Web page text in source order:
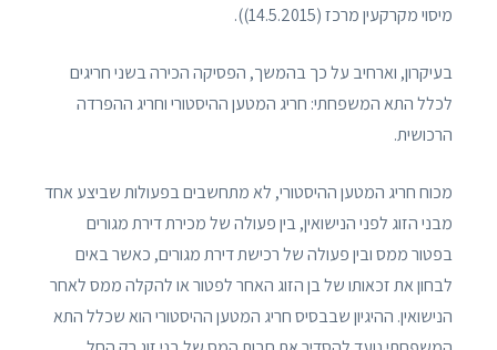
מיסוי מקרקעין מרכז (14.5.2015)).
בעיקרון, וארחיב על כך בהמשך, הפסיקה הכירה בשני חריגים
לכלל התא המשפחתי: חריג המטען ההיסטורי וחריג ההפרדה
הרכושית.
מכוח חריג המטען ההיסטורי, לא מתחשבים בפעולות שביצע אחד
מבני הזוג לפני הנישואין, בין פעולה של מכירת דירת מגורים
בפטור ממס ובין פעולה של רכישת דירת מגורים, כאשר באים
לבחון את זכאותו של בן הזוג האחר לפטור או להקלה ממס לאחר
הנישואין. ההיגיון שבבסיס חריג המטען ההיסטורי הוא שכלל התא